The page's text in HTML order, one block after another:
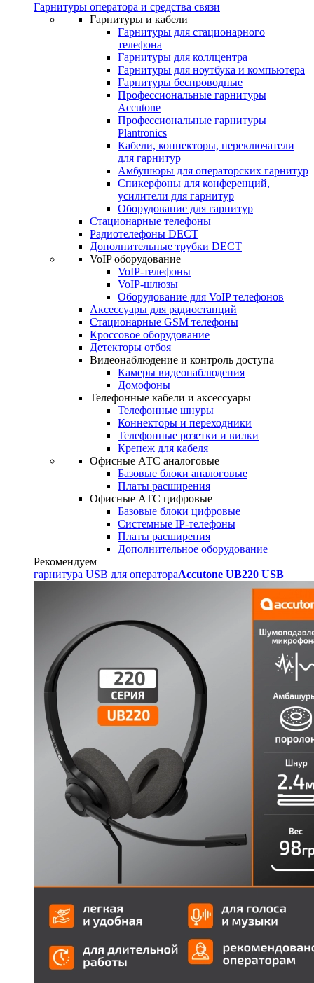
Гарнитуры оператора и средства связи
Гарнитуры и кабели
Гарнитуры для стационарного
телефона
Гарнитуры для коллцентра
Гарнитуры для ноутбука и компьютера
Гарнитуры беспроводные
Профессиональные гарнитуры
Accutone
Профессиональные гарнитуры
Plantronics
Кабели, коннекторы, переключатели
для гарнитур
Амбушюры для операторских гарнитур
Cпикерфоны для конференций,
усилители для гарнитур
Оборудование для гарнитур
Стационарные телефоны
Радиотелефоны DECT
Дополнительные трубки DECT
VoIP оборудование
VoIP-телефоны
VoIP-шлюзы
Оборудование для VoIP телефонов
Аксессуары для радиостанций
Стационарные GSM телефоны
Кроссовое оборудование
Детекторы отбоя
Видеонаблюдение и контроль доступа
Камеры видеонаблюдения
Домофоны
Телефонные кабели и аксессуары
Телефонные шнуры
Коннекторы и переходники
Телефонные розетки и вилки
Крепеж для кабеля
Офисные АТС аналоговые
Базовые блоки аналоговые
Платы расширения
Офисные АТС цифровые
Базовые блоки цифровые
Системные IP-телефоны
Платы расширения
Дополнительное оборудование
Рекомендуем
гарнитура USB для оператораAccutone UB220 USB